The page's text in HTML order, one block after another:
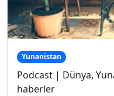
Yunanistan
Podcast | Dünya,
haberler